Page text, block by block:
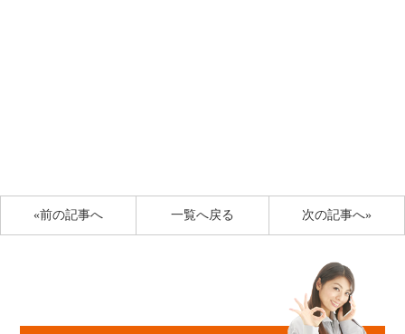
«前の記事へ 次の記事へ»
一覧へ戻る